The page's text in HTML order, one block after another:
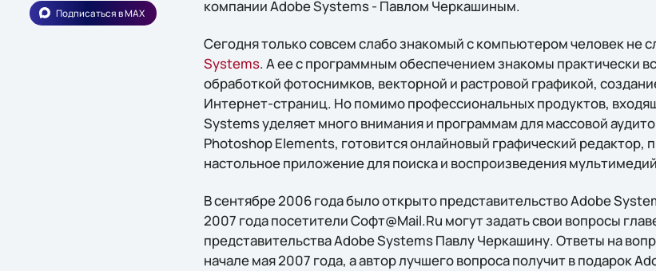
Подписаться в MAX
компании Adobe Systems - Павлом Черкашиным.
Сегодня только совсем слабо знакомый с компьютером человек не
Systems. А ее с программным обеспечением знакомы практически
обработкой фотоснимков, векторной и растровой графикой,
Интернет-страниц. Но помимо профессиональных продуктов,
Systems уделяет много внимания и программам для массовой
Photoshop Elements, готовится онлайновый графический редактор,
настольное приложение для поиска и воспроизведения
В сентябре 2006 года было открыто представительство Adobe
2007 года посетители Софт@Mail.Ru могут задать свои вопросы
представительства Adobe Systems Павлу Черкашину. Ответы на
начале мая 2007 года, а автор лучшего вопроса получит в подарок